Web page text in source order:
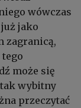
wówczas
jako
zagranicą,
może się
tak wybitny
przeczytać